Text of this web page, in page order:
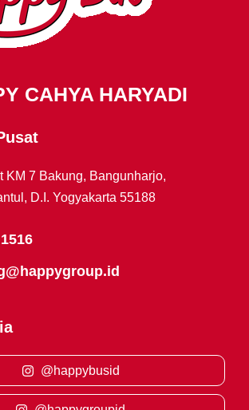
CAHYA HARYADI
KM 7 Bakung, Bangunharjo,
D.I. Yogyakarta 55188
@happybusid